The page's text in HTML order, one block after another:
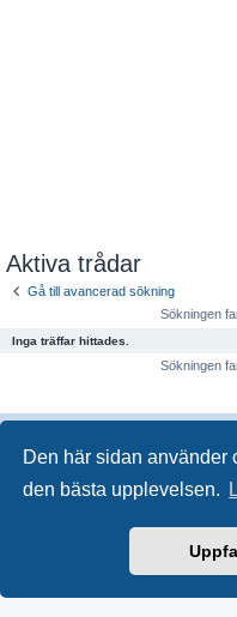
Den här sidan använder
den bästa upplevelsen.
Aktiva trådar
Gå till avancerad sökning
Sökningen
Inga träffar hittades.
Sökningen
Swedish translation